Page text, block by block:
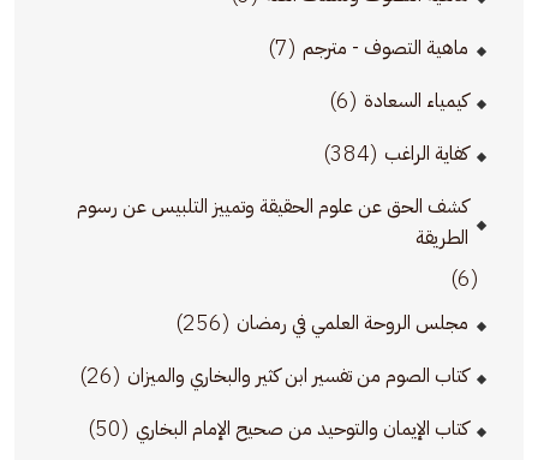
ماهية التصوف - مترجم (7)
كيمياء السعادة (6)
كفاية الراغب (384)
كشف الحق عن علوم الحقيقة وتمييز التلبيس عن رسوم
الطريقة
(6)
مجلس الروحة العلمي في رمضان (256)
كتاب الصوم من تفسير ابن كثير والبخاري والميزان (26)
كتاب الإيمان والتوحيد من صحيح الإمام البخاري (50)